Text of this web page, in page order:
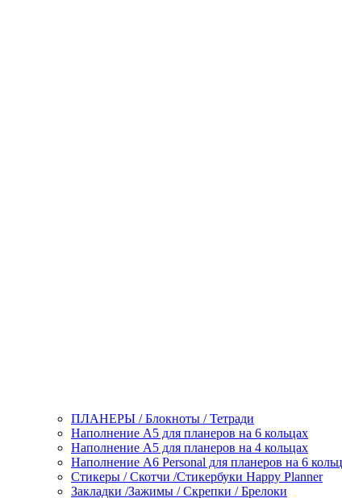
ПЛАНЕРЫ / Блокноты / Тетради
Наполнение А5 для планеров на 6 кольцах
Наполнение А5 для планеров на 4 кольцах
Наполнение А6 Personal для планеров на 6
Стикеры / Скотчи /Стикербуки Happy Planner
Закладки /Зажимы / Скрепки / Брелоки